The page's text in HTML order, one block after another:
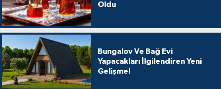
Oldu
Bungalov Ve Bağ Evi
Yapacakları İlgilendiren Yeni
Gelişme!